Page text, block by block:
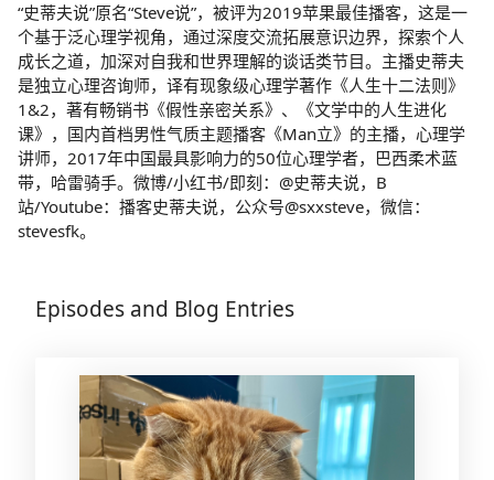
“史蒂夫说”原名“Steve说”，被评为2019苹果最佳播客，这是一
个基于泛心理学视角，通过深度交流拓展意识边界，探索个人
成长之道，加深对自我和世界理解的谈话类节目。主播史蒂夫
是独立心理咨询师，译有现象级心理学著作《人生十二法则》
1&2，著有畅销书《假性亲密关系》、《文学中的人生进化
课》，国内首档男性气质主题播客《Man立》的主播，心理学
讲师，2017年中国最具影响力的50位心理学者，巴西柔术蓝
带，哈雷骑手。微博/小红书/即刻：@史蒂夫说，B
站/Youtube：播客史蒂夫说，公众号@sxxsteve，微信：
stevesfk。
Episodes and Blog Entries